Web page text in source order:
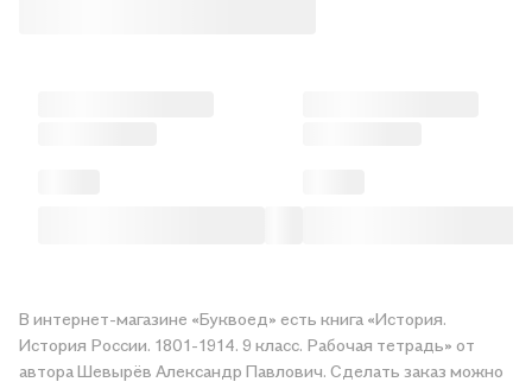
В интернет-магазине «Буквоед» есть книга «История.
История России. 1801-1914. 9 класс. Рабочая тетрадь» от
автора Шевырёв Александр Павлович. Сделать заказ можно